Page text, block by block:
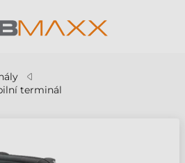
terminál